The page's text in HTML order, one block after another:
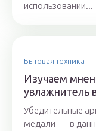
использовании...
Бытовая техника
Изучаем
увлажнитель
Убедительные
медали — в